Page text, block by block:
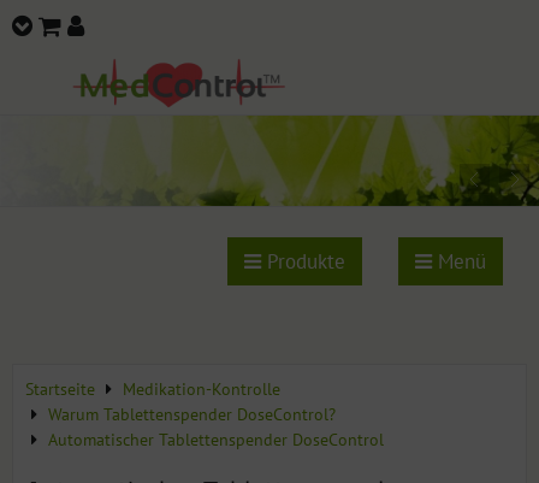
Produkte Menü
Startseite
Medikation-Kontrolle
Warum Tablettenspender DoseControl?
Automatischer Tablettenspender DoseControl